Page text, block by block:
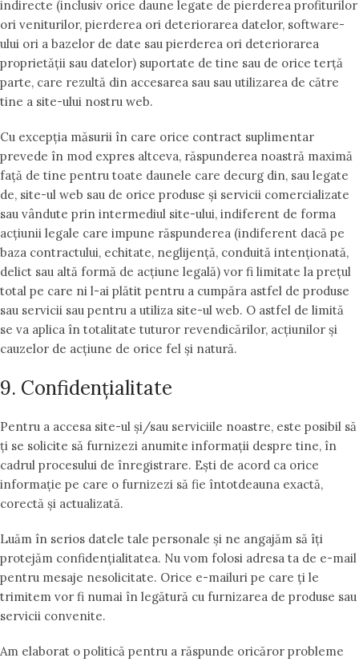
indirecte (inclusiv orice daune legate de pierderea profiturilor
ori veniturilor, pierderea ori deteriorarea datelor, software-
ului ori a bazelor de date sau pierderea ori deteriorarea
proprietății sau datelor) suportate de tine sau de orice terță
parte, care rezultă din accesarea sau sau utilizarea de către
tine a site-ului nostru web.
Cu excepția măsurii în care orice contract suplimentar
prevede în mod expres altceva, răspunderea noastră maximă
față de tine pentru toate daunele care decurg din, sau legate
de, site-ul web sau de orice produse și servicii comercializate
sau vândute prin intermediul site-ului, indiferent de forma
acțiunii legale care impune răspunderea (indiferent dacă pe
baza contractului, echitate, neglijență, conduită intenționată,
delict sau altă formă de acțiune legală) vor fi limitate la prețul
total pe care ni l-ai plătit pentru a cumpăra astfel de produse
sau servicii sau pentru a utiliza site-ul web. O astfel de limită
se va aplica în totalitate tuturor revendicărilor, acțiunilor și
cauzelor de acțiune de orice fel și natură.
9. Confidențialitate
Pentru a accesa site-ul și/sau serviciile noastre, este posibil să
ți se solicite să furnizezi anumite informații despre tine, în
cadrul procesului de înregistrare. Ești de acord ca orice
informație pe care o furnizezi să fie întotdeauna exactă,
corectă și actualizată.
Luăm în serios datele tale personale și ne angajăm să îți
protejăm confidențialitatea. Nu vom folosi adresa ta de e-mail
pentru mesaje nesolicitate. Orice e-mailuri pe care ți le
trimitem vor fi numai în legătură cu furnizarea de produse sau
servicii convenite.
Am elaborat o politică pentru a răspunde oricăror probleme